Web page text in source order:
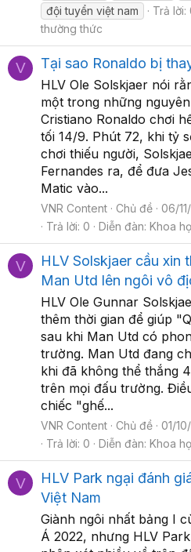
đội tuyển việt nam
Trả lời:
thường thức
V Tại sao Ronaldo bị
HLV Ole Solskjaer nói
một trong những
Cristiano Ronaldo chơi
tối 14/9. Phút 72, khi tỷ
chơi thiếu người,
Fernandes ra, để đưa
Matic vào...
VNR Content Chủ đề 06/
Trả lời: 0
Diễn đàn: Khoa
V
HLV Solskjaer cầu xin
Man Utd lên ngôi vô
HLV Ole Gunnar
thêm thời gian để giúp
sau khi Man Utd có
trường. Man Utd đang
khi đã không thể thắng
trên mọi đấu trường.
chiếc "ghế...
VNR Content Chủ đề 01/
Trả lời: 0
Diễn đàn: Khoa
V
HLV Park ngại đánh
Việt Nam
Giành ngôi nhất bảng I
Á 2022, nhưng HLV